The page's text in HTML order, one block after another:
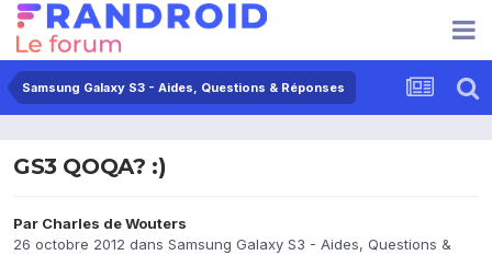
Samsung Galaxy S3 - Aides, Questions & Réponses
GS3 QOQA? :)
Par Charles de Wouters
26 octobre 2012 dans Samsung Galaxy S3 - Aides, Questions &